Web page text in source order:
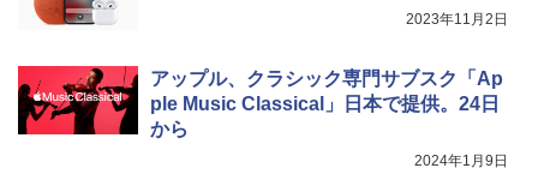
2023年11月2日
アップル、クラシック専門サブスク「Ap
ple Music Classical」日本で提供。24日
から
2024年1月9日